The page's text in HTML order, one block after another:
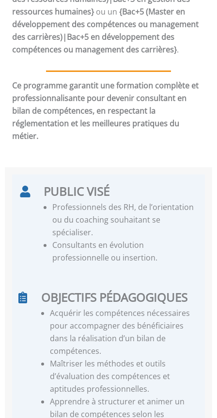
ressources humaines}ou un {Bac+5 (Master en
développement des compétences ou management
des carrières)|Bac+5 en développement des
compétences ou management des carrières}.
Ce programme garantit une formation complète et
professionnalisante pour devenir consultant en
bilan de compétences, en respectant la
réglementation et les meilleures pratiques du
métier.
PUBLIC VISÉ
Professionnels des RH, de l’orientation
ou du coaching souhaitant se
spécialiser.
Consultants en évolution
professionnelle ou insertion.
OBJECTIFS PÉDAGOGIQUES
Acquérir les compétences nécessaires
pour accompagner des bénéficiaires
dans la réalisation d’un bilan de
compétences.
Maîtriser les méthodes et outils
d’évaluation des compétences et
aptitudes professionnelles.
Apprendre à structurer et animer un
bilan de compétences selon les